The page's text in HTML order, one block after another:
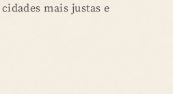
mais justas e